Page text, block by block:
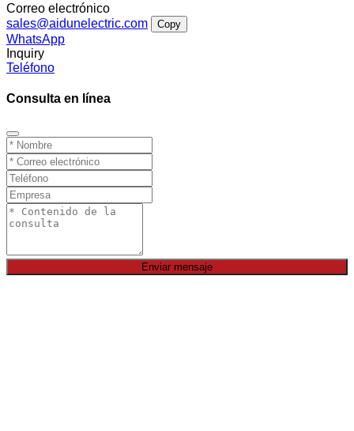
Correo electrónico
sales@aidunelectric.com
Copy
WhatsApp
Inquiry
Teléfono
Consulta en línea
Enviar mensaje